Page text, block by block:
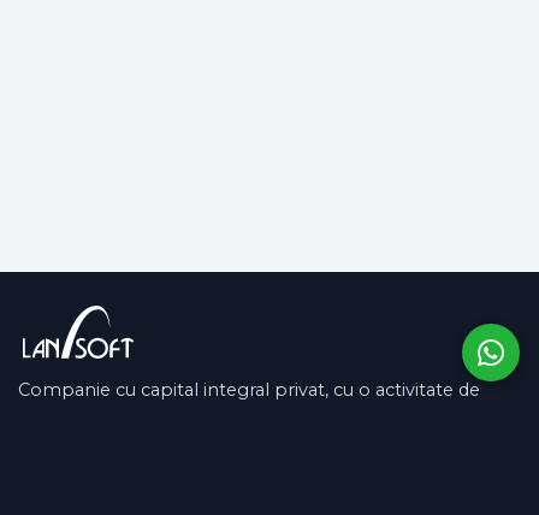
Companie cu capital integral privat, cu o activitate de